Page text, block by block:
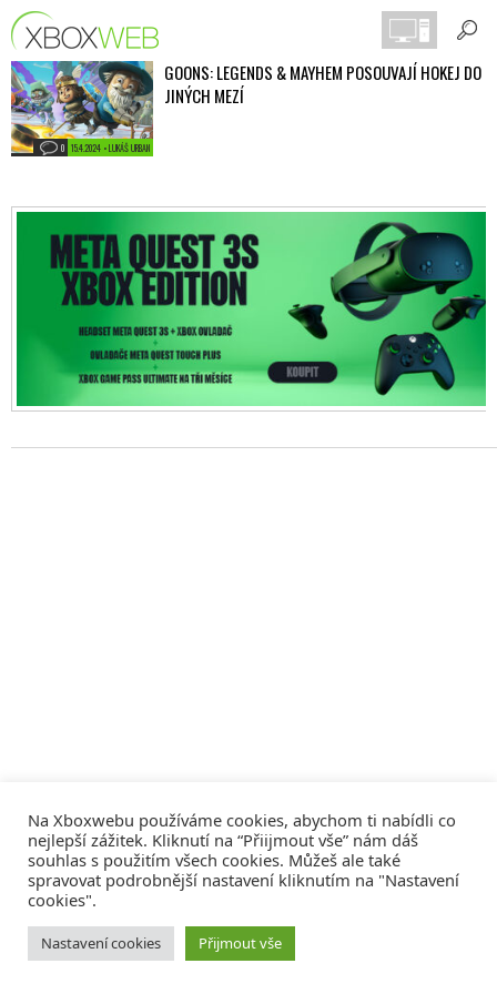
15.4.2024 • LUKÁŠ URBAN
0
GOONS: LEGENDS & MAYHEM POSOUVAJÍ HOKEJ DO
JINÝCH MEZÍ
Tvorba webů a sociální služby
Reklama – Inzerce –
Na Xboxwebu používáme cookies, abychom ti nabídli co
nejlepší zážitek. Kliknutí na “Přiijmout vše” nám dáš
souhlas s použitím všech cookies. Můžeš ale také
spravovat podrobnější nastavení kliknutím na "Nastavení
cookies".
Nastavení cookies Přijmout vše